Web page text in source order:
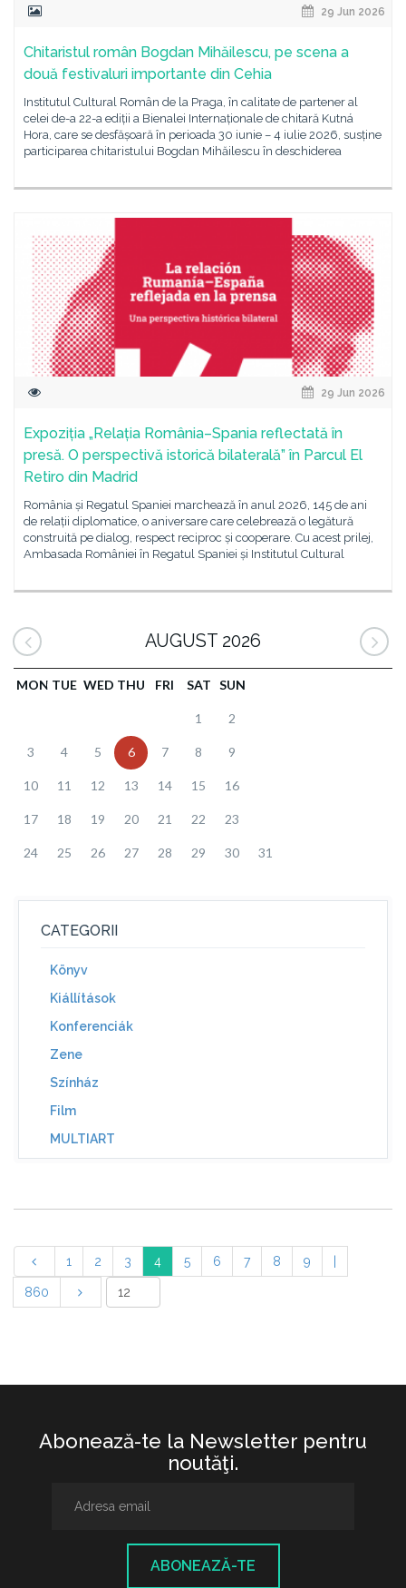
29 Jun 2026
Chitaristul român Bogdan Mihăilescu, pe scena a
două festivaluri importante din Cehia
Institutul Cultural Român de la Praga, în calitate de partener al
celei de-a 22-a ediții a Bienalei Internaționale de chitară Kutná
Hora, care se desfășoară în perioada 30 iunie – 4 iulie 2026, susține
participarea chitaristului Bogdan Mihăilescu în deschiderea
29 Jun 2026
Expoziția „Relația România–Spania reflectată în
presă. O perspectivă istorică bilaterală” în Parcul El
Retiro din Madrid
România și Regatul Spaniei marchează în anul 2026, 145 de ani
de relații diplomatice, o aniversare care celebrează o legătură
construită pe dialog, respect reciproc și cooperare. Cu acest prilej,
Ambasada României în Regatul Spaniei și Institutul Cultural
AUGUST 2026
MON TUE WED THU FRI SAT SUN
1 2
3 4 5 6 7 8 9
10 11 12 13 14 15 16
17 18 19 20 21 22 23
24 25 26 27 28 29 30 31
CATEGORII
Könyv
Kiállítások
Konferenciák
Zene
Színház
Film
MULTIART
1 2 3 4 5 6 7 8 9
860
Abonează-te la Newsletter pentru
noutăţi.
ABONEAZĂ-TE